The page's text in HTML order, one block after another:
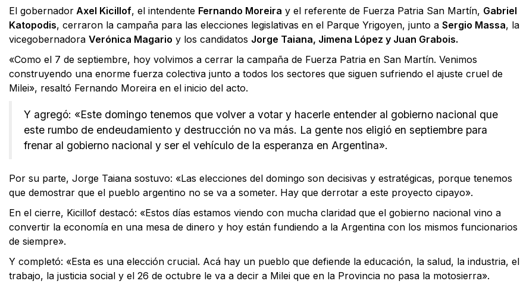
El gobernador Axel Kicillof, el intendente Fernando Moreira y el referente de Fuerza Patria San Martín, Gabriel
Katopodis, cerraron la campaña para las elecciones legislativas en el Parque Yrigoyen, junto a Sergio Massa, la
vicegobernadora Verónica Magario y los candidatos Jorge Taiana, Jimena López y Juan Grabois.
«Como el 7 de septiembre, hoy volvimos a cerrar la campaña de Fuerza Patria en San Martín. Venimos
construyendo una enorme fuerza colectiva junto a todos los sectores que siguen sufriendo el ajuste cruel de
Milei», resaltó Fernando Moreira en el inicio del acto.
Y agregó: «Este domingo tenemos que volver a votar y hacerle entender al gobierno nacional que
este rumbo de endeudamiento y destrucción no va más. La gente nos eligió en septiembre para
frenar al gobierno nacional y ser el vehículo de la esperanza en Argentina».
Por su parte, Jorge Taiana sostuvo: «Las elecciones del domingo son decisivas y estratégicas, porque tenemos
que demostrar que el pueblo argentino no se va a someter. Hay que derrotar a este proyecto cipayo».
En el cierre, Kicillof destacó: «Estos días estamos viendo con mucha claridad que el gobierno nacional vino a
convertir la economía en una mesa de dinero y hoy están fundiendo a la Argentina con los mismos funcionarios
de siempre».
Y completó: «Esta es una elección crucial. Acá hay un pueblo que defiende la educación, la salud, la industria, el
trabajo, la justicia social y el 26 de octubre le va a decir a Milei que en la Provincia no pasa la motosierra».